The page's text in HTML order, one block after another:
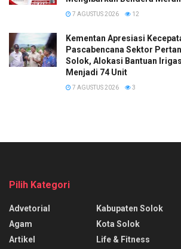
7 AGUSTUS 2026 12
Kementan Apresiasi
Pascabencana Sektor
Solok, Alokasi Bantuan
Menjadi 74 Unit
7 AGUSTUS 2026 3
Pilih Kategori
Advetorial
Agam
Artikel
Kabupaten Solok
Kota Solok
Life & Fitness